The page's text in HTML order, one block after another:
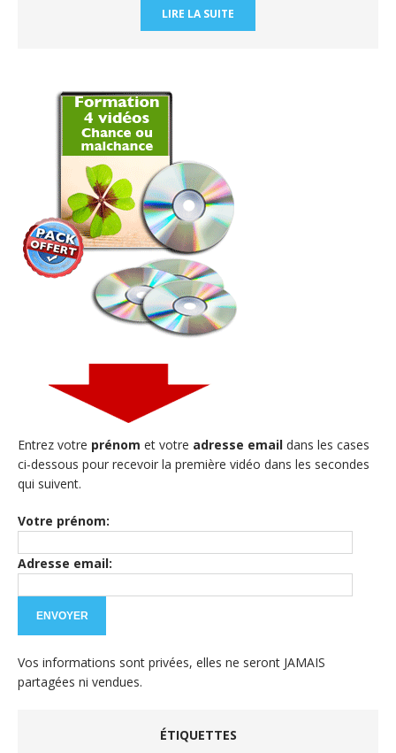
LIRE LA SUITE
Entrez votre prénom et votre adresse email dans les cases
ci-dessous pour recevoir la première vidéo dans les secondes
qui suivent.
Votre prénom:
Adresse email:
Vos informations sont privées, elles ne seront JAMAIS
partagées ni vendues.
ÉTIQUETTES